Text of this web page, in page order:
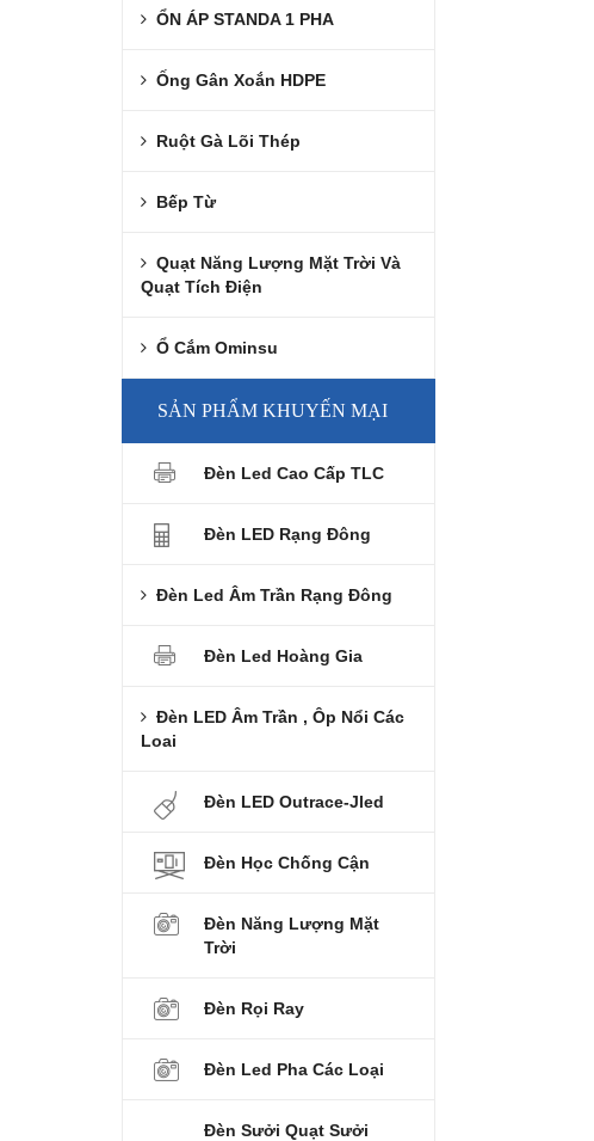
ỔN ÁP STANDA 1 PHA
Ống Gân Xoắn HDPE
Ruột Gà Lõi Thép
Bếp Từ
Quạt Năng Lượng Mặt Trời Và
Quạt Tích Điện
Ổ Cắm Ominsu
SẢN PHẨM KHUYẾN MẠI
Đèn Led Cao Cấp TLC
Đèn LED Rạng Đông
Đèn Led Âm Trần Rạng Đông
Đèn Led Hoàng Gia
Đèn LED Âm Trần , Ôp Nổi Các
Loai
Đèn LED Outrace-Jled
Đèn Học Chống Cận
Đèn Năng Lượng Mặt
Trời
Đèn Rọi Ray
Đèn Led Pha Các Loại
Đèn Sưởi Quạt Sưởi